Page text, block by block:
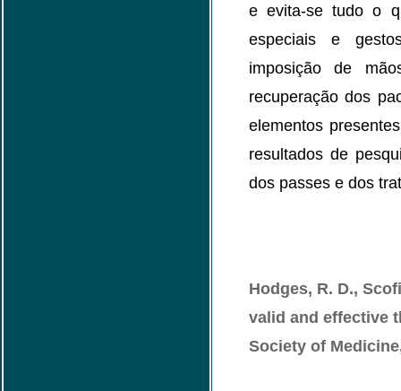
e evita-se tudo o
especiais e
imposição de
recuperação dos
elementos
resultados de
dos passes e dos
Hodges, R. D.,
valid and effective
Society of